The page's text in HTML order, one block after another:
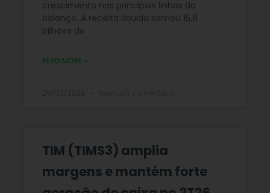
crescimento nas principais linhas do
balanço. A receita líquida somou 15,8
bilhões de
READ MORE »
TIM (TIMS3) amplia
margens e mantém forte